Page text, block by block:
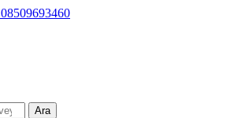
08509693460
Ara